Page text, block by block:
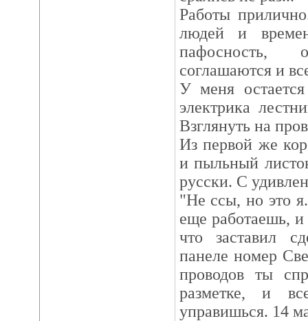
Работы
людей и
пафосность,
соглашаются и
У меня
электрика
Взглянуть на
Из первой же
и пыльный
русски. С
"Не ссы, но это
еще работаешь, и
что заставил
панеле номер
проводов ты
разметке, и
управишься. 14